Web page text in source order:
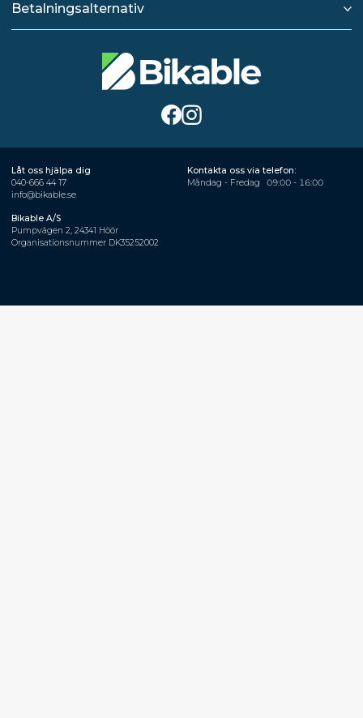
Betalningsalternativ
Låt oss hjälpa dig
040-666 44 17
info@bikable.se
Kontakta oss via telefon:
Måndag - Fredag
09:00 - 16:00
Bikable A/S
Pumpvägen 2, 24341 Höör
Organisationsnummer DK35252002